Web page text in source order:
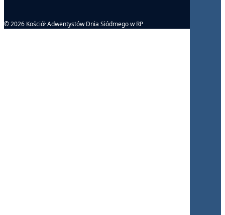
© 2026 Kościół Adwentystów Dnia Siódmego w RP